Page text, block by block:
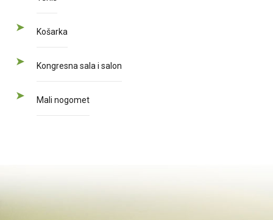
Košarka
Kongresna sala i salon
Mali nogomet